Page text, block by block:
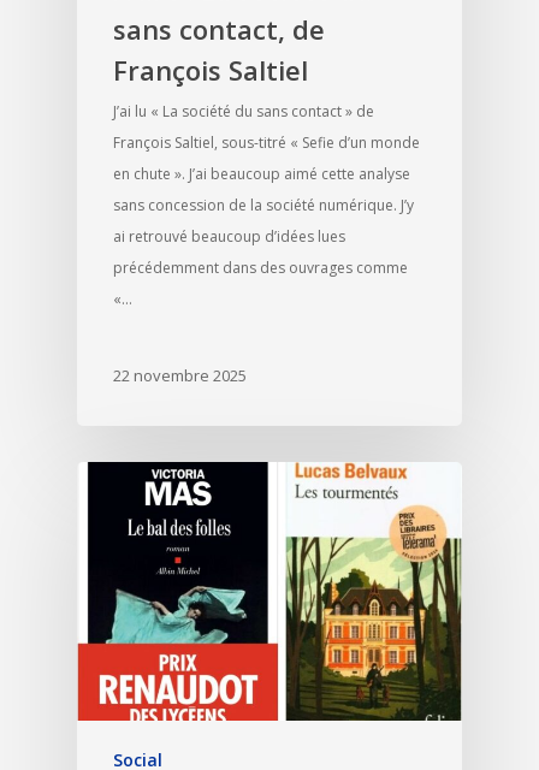
sans contact, de
François Saltiel
J’ai lu « La société du sans contact » de
François Saltiel, sous-titré « Sefie d’un monde
en chute ». J’ai beaucoup aimé cette analyse
sans concession de la société numérique. J’y
ai retrouvé beaucoup d’idées lues
précédemment dans des ouvrages comme
«…
22 novembre 2025
Social